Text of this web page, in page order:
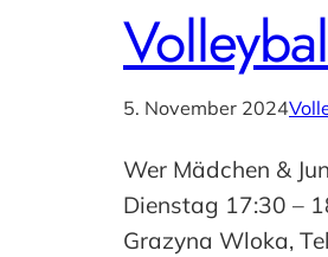
5. November 2024
Wer Mädchen &
Dienstag 17:30 –
Grazyna Wloka,